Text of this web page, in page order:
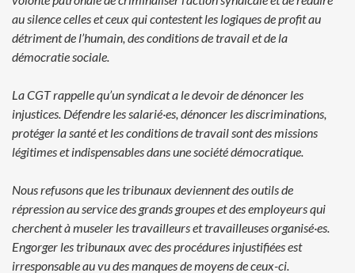
au silence celleset ceux qui contestent les logiques de profit au
détriment de l’humain, desconditions de travail et de la
démocratie sociale.
La CGT rappelle qu’un syndicat a le devoir de dénoncer les
injustices. Défendre les salarié·es, dénoncer les discriminations,
protéger la santéet les conditions de travail sont des missions
légitimes et indispensablesdans une société démocratique.
Nous refusons que les tribunaux deviennent des outils de
répression au service des grands groupes et des employeurs qui
cherchent à museler lestravailleurs et travailleuses organisé·es.
Engorger les tribunaux avec des procédures injustifiées est
irresponsable au vu des manques de moyensde ceux-ci.